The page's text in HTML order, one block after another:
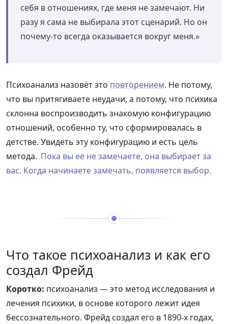
себя в отношениях, где меня не замечают. Ни
разу я сама не выбирала этот сценарий. Но он
почему-то всегда оказывается вокруг меня.»
Психоанализ назовёт это повторением. Не потому,
что вы притягиваете неудачи, а потому, что психика
склонна воспроизводить знакомую конфигурацию
отношений, особенно ту, что сформировалась в
детстве. Увидеть эту конфигурацию и есть цель
метода. Пока вы её не замечаете, она выбирает за
вас. Когда начинаете замечать, появляется выбор.
Что такое психоанализ и как его
создал Фрейд
Коротко: психоанализ — это метод исследования и
лечения психики, в основе которого лежит идея
бессознательного. Фрейд создал его в 1890-х годах,